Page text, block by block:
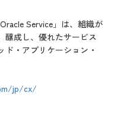
Service」は、組織が
醸成し、優れたサービス
・アプリケーション・
jp/cx/